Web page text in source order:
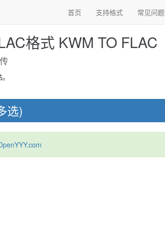
首页 支持格式 常见问题
格式 KWM TO FLAC
选)